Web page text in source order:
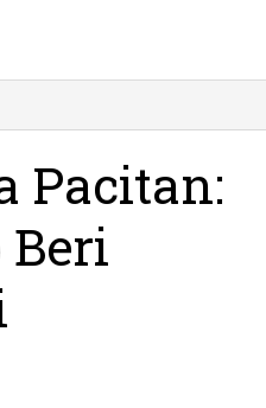
Pacitan:
Beri